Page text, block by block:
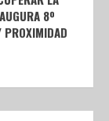
8º
PROXIMIDAD